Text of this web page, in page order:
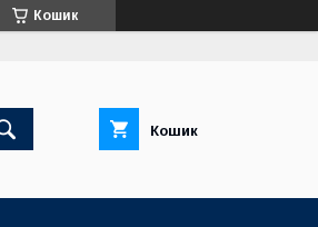
Кошик
Кошик